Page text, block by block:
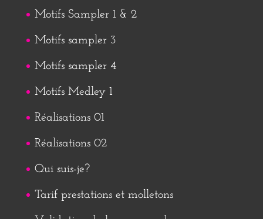
Motifs Sampler 1 & 2
Motifs sampler 3
Motifs sampler 4
Motifs Medley 1
Réalisations 01
Réalisations 02
Qui suis-je?
Tarif prestations et molletons